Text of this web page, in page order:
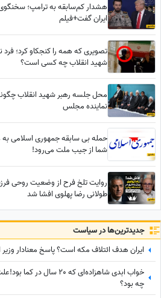
هشدار کم‌سابقه به ترامپ؛ سخنگوی
ایران گفت+فیلم
تصویری که همه را کنجکاو کرد؛
شهید انقلاب چه کسی است؟
محل جلسه رهبر شهید انقلاب
نماینده مجلس
حمله بی سابقه جمهوری اسلامی
شما از جیب ملت می‌رود!
روایت تلخ فرح از وضعیت روحی
طولانی رضا پهلوی افشا شد
جدید‌ترین‌ها در سیاست
ایران هدف ائتلاف مکه است؟ پاسخ معنادار وزیر
خواب ابدی شاهزاده‌ای که
چه بود؟